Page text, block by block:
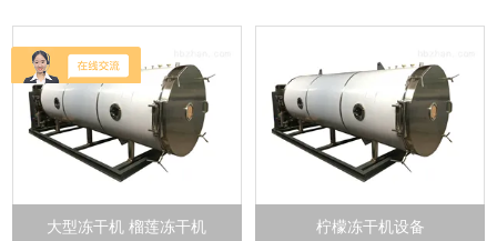
大型冻干机 榴莲冻干机 柠檬冻干机设备